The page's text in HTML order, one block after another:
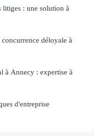
litiges : une solution à
déloyale à
à Annecy : expertise à
d'entreprise